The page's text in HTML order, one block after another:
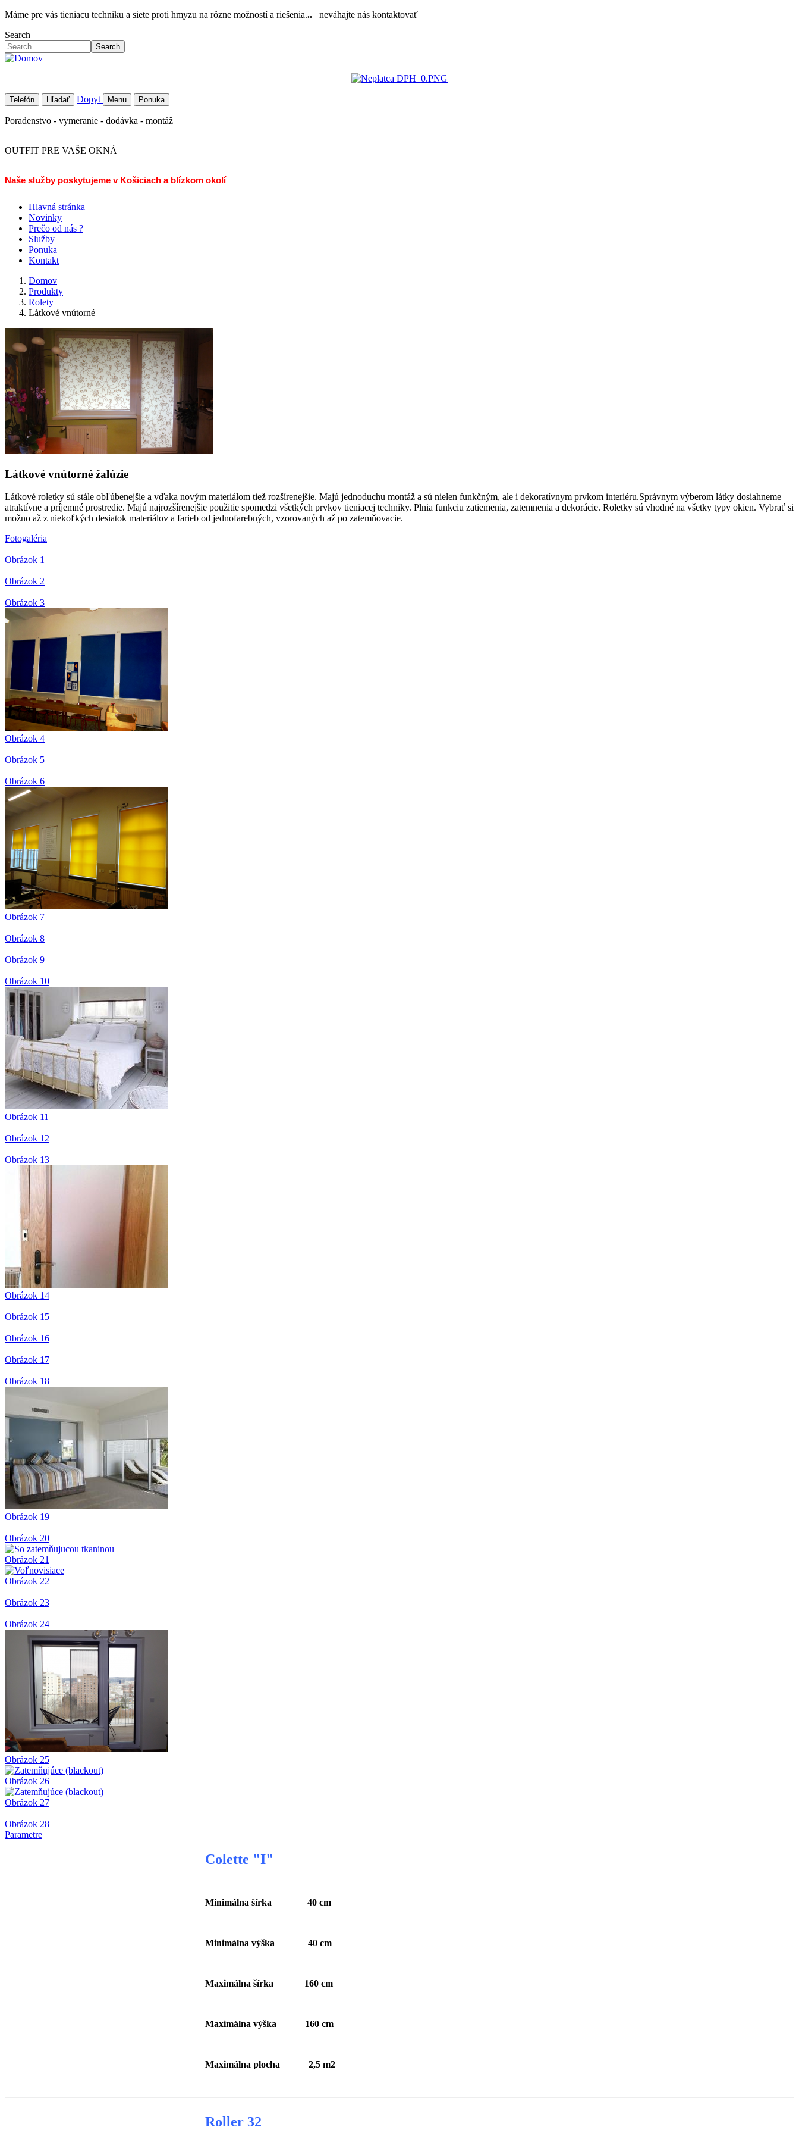
Skočiť
hlavný
obsah
Máme pre vás tieniacu techniku a siete proti hmyzu na rôzne možností a riešenia...
neváhajte nás kontaktovať
Search
Search
Telefón Hľadať Dopyt Menu Ponuka
Poradenstvo - vymeranie - dodávka - montáž
OUTFIT PRE VAŠE OKNÁ
Naše služby poskytujeme v Košiciach a blízkom okolí
Hlavná stránka
Novinky
Prečo od nás ?
Služby
Ponuka
Kontakt
Domov
Produkty
Rolety
Látkové vnútorné
Látkové vnútorné žalúzie
Látkové roletky sú stále obľúbenejšie a vďaka novým materiálom tiež rozšírenejšie. Majú jednoduchu montáž a sú nielen funkčným, ale i dekoratívnym prvkom interiéru.Správnym výberom látky dosiahneme
atraktívne a príjemné prostredie. Majú najrozšírenejšie použitie spomedzi všetkých prvkov tieniacej techniky. Plnia funkciu zatiemenia, zatemnenia a dekorácie. Roletky sú vhodné na všetky typy okien. Vybrať si
možno až z niekoľkých desiatok materiálov a farieb od jednofarebných, vzorovaných až po zatemňovacie.
Fotogaléria
Obrázok 1
Obrázok 2
Obrázok 3
Obrázok 4
Obrázok 5
Obrázok 6
Obrázok 7
Obrázok 8
Obrázok 9
Obrázok 10
Obrázok 11
Obrázok 12
Obrázok 13
Obrázok 14
Obrázok 15
Obrázok 16
Obrázok 17
Obrázok 18
Obrázok 19
Obrázok 20
Obrázok 21
Obrázok 22
Obrázok 23
Obrázok 24
Obrázok 25
Obrázok 26
Obrázok 27
Obrázok 28
Parametre
Colette "I"
Minimálna šírka 40 cm
Minimálna výška 40 cm
Maximálna šírka 160 cm
Maximálna výška 160 cm
Maximálna plocha 2,5 m2
Roller 32